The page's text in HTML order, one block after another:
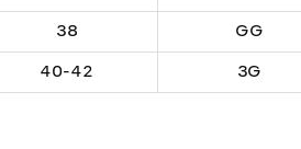
38 GG
40-42 3G